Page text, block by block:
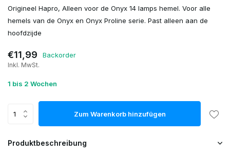
Origineel Hapro, Alleen voor de Onyx 14 lamps hemel. Voor alle
hemels van de Onyx en Onyx Proline serie. Past alleen aan de
hoofdzijde
€11,99 Backorder
Inkl. MwSt.
1 bis 2 Wochen
Zum Warenkorb hinzufügen
Produktbeschreibung